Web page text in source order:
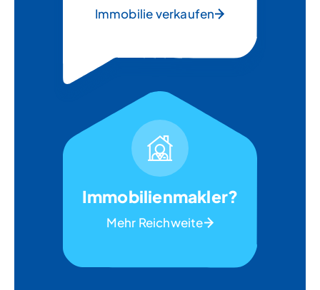
Immobilie verkaufen
Immobilienmakler?
Mehr Reichweite